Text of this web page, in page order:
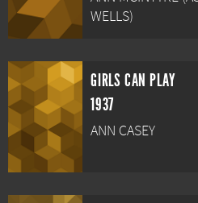
WELLS)
GIRLS CAN PLAY
1937
ANN CASEY